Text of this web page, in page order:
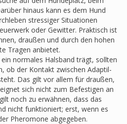
hinaus kann es dem Hund
stressiger Situationen
oder Gewitter. Praktisch ist
draußen und durch den hohen
Tragen anbietet.
normales Halsband trägt, sollten
ob der Kontakt zwischen Adaptil-
Das gilt vor allem für draußen,
sich nicht zum Befestigen an
noch zu erwähnen, dass das
nicht funktioniert; erst, wenn es
Pheromone abgegeben.